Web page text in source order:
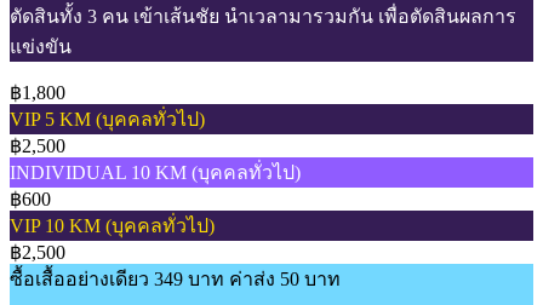
ตัดสินทั้ง 3 คน เข้าเส้นชัย นำเวลามารวมกัน เพื่อตัดสินผลการ
แข่งขัน
฿1,800
VIP 5 KM (บุคคลทั่วไป)
฿2,500
INDIVIDUAL 10 KM (บุคคลทั่วไป)
฿600
VIP 10 KM (บุคคลทั่วไป)
฿2,500
ซื้อเสื้ออย่างเดียว 349 บาท ค่าส่ง 50 บาท